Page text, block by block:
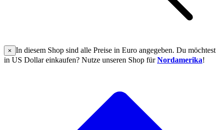
× In diesem Shop sind alle Preise in Euro angegeben. Du möchtest
in US Dollar einkaufen? Nutze unseren Shop fürNordamerika!